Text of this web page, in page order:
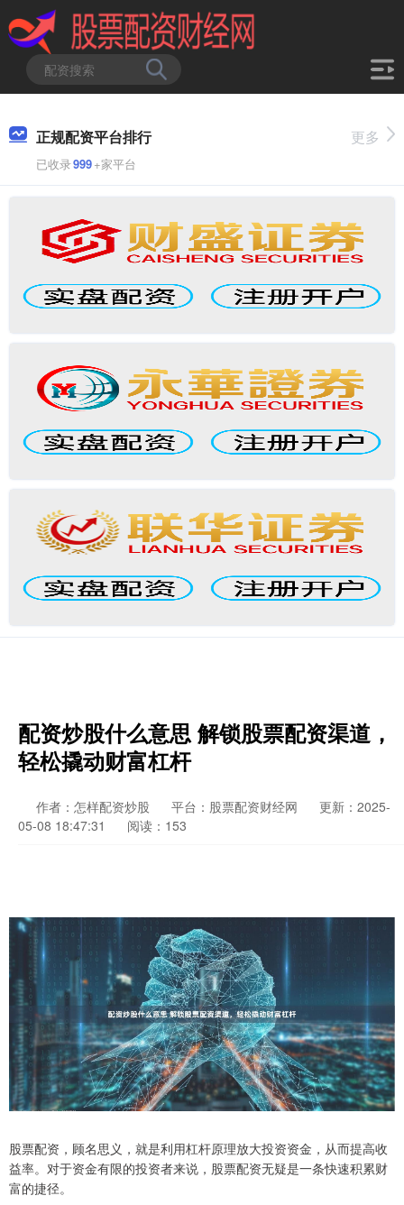
正规配资平台排行
已收录999+家平台
更多
配资炒股什么意思 解锁股票配资渠道，
轻松撬动财富杠杆
作者：怎样配资炒股 平台：股票配资财经网
更新：2025-
05-08 18:47:31
阅读：153
股票配资，顾名思义，就是利用杠杆原理放大投资资金，从而提高收
益率。对于资金有限的投资者来说，股票配资无疑是一条快速积累财
富的捷径。